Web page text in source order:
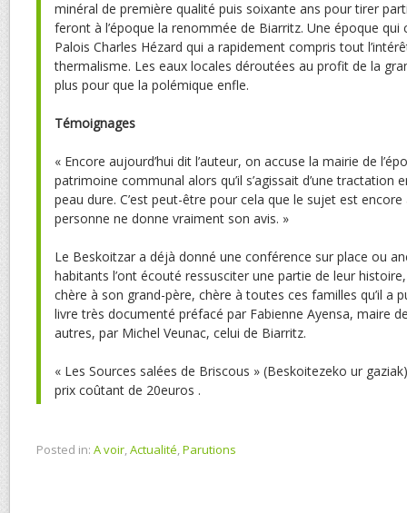
minéral de première qualité puis soixante ans pour tirer
feront à l’époque la renommée de Biarritz. Une époque qui
Palois Charles Hézard qui a rapidement compris tout
thermalisme. Les eaux locales déroutées au profit de la
plus pour que la polémique enfle.
Témoignages
« Encore aujourd’hui dit l’auteur, on accuse la mairie de
patrimoine communal alors qu’il s’agissait d’une tractation
peau dure. C’est peut-être pour cela que le sujet est
personne ne donne vraiment son avis. »
Le Beskoitzar a déjà donné une conférence sur place ou
habitants l’ont écouté ressusciter une partie de leur
chère à son grand-père, chère à toutes ces familles qu’il a
livre très documenté préfacé par Fabienne Ayensa, maire
autres, par Michel Veunac, celui de Biarritz.
« Les Sources salées de Briscous » (Beskoitezeko ur
prix coûtant de 20euros .
Posted in: A voir,Actualité,Parutions